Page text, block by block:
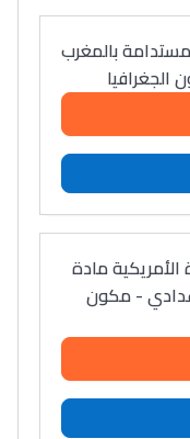
بالمغرب
الجغرافيا
مادة
إعدادي - مكون